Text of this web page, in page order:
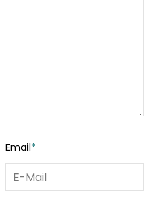
Email*